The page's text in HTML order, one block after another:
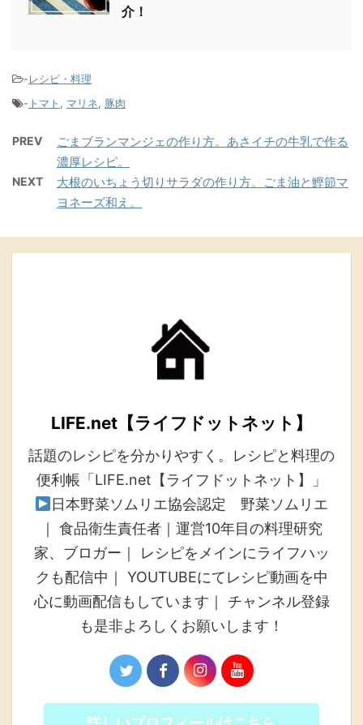
介！
-レシピ・料理
- トマト , マリネ, 豚肉
PREV
ごまブランマンジェの作り方。あさイチの牛乳で作る
濃厚レシピ。
NEXT
大根のいちょう切りサラダの作り方。ごま油と鰹節マ
ヨネーズ和え。
LIFE.net【ライフドットネット】
話題のレシピを分かりやすく。レシピと料理の
便利帳「LIFE.net【ライフドットネット】」
日本野菜ソムリエ協会認定 野菜ソムリエ
｜ 食品衛生責任者｜運営10年目の料理研究
家、ブロガー｜ レシピをメインにライフハッ
クも配信中｜ YOUTUBEにてレシピ動画を中
心に動画配信もしています｜ チャンネル登録
も是非よろしくお願いします！